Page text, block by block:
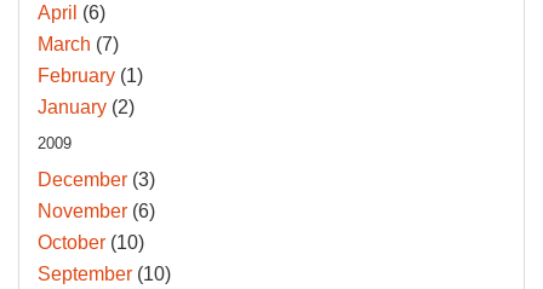
April (6)
March (7)
February (1)
January (2)
2009
December (3)
November (6)
October (10)
September (10)